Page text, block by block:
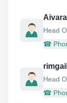
Head
☎
Head
☎